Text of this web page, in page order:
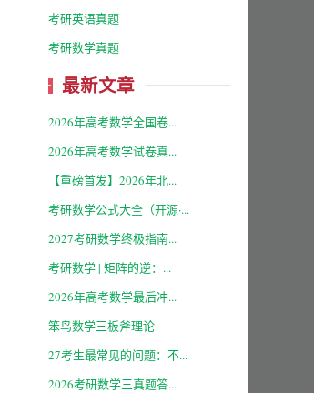
考研英语真题
考研数学真题
最新文章
2026年高考数学全国卷...
2026年高考数学试卷真...
【重磅首发】2026年北...
考研数学公式大全（开源·...
2027考研数学终极指南...
考研数学 | 矩阵的逆：...
2026年高考数学最后冲...
笨鸟数学三板斧理论
27考生最常见的问题：不...
2026考研数学三真题答...